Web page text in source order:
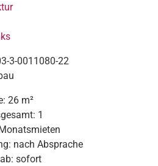
3-0011080-22
26 m²
1
nach Absprache
sofort